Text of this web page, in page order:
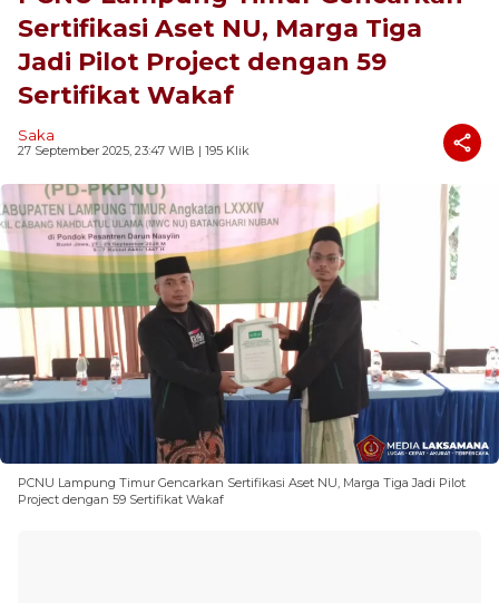
Sertifikasi Aset NU, Marga Tiga
Jadi Pilot Project dengan 59
Sertifikat Wakaf
Saka
27 September 2025, 23:47 WIB | 195 Klik
PCNU Lampung Timur Gencarkan Sertifikasi Aset NU, Marga Tiga Jadi Pilot
Project dengan 59 Sertifikat Wakaf